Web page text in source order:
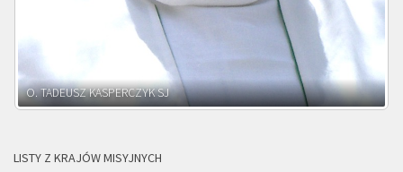
O. ADNRZEJ LEŚNIARA SJ
LISTY Z KRAJÓW MISYJNYCH